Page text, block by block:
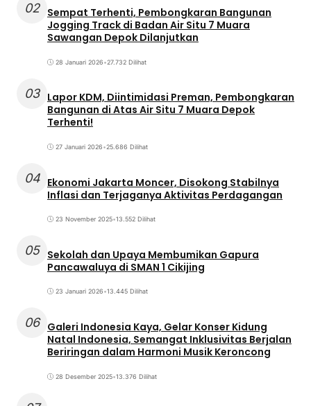
02 Sempat Terhenti, Pembongkaran Bangunan
Jogging Track di Badan Air Situ 7 Muara
Sawangan Depok Dilanjutkan
28 Januari 2026•27.732 Dilihat
03 Lapor KDM, Diintimidasi Preman, Pembongkaran
Bangunan di Atas Air Situ 7 Muara Depok
Terhenti!
27 Januari 2026•25.686 Dilihat
04 Ekonomi Jakarta Moncer, Disokong Stabilnya
Inflasi dan Terjaganya Aktivitas Perdagangan
23 November 2025•13.552 Dilihat
05 Sekolah dan Upaya Membumikan Gapura
Pancawaluya di SMAN 1 Cikijing
23 Januari 2026•13.445 Dilihat
06 Galeri Indonesia Kaya, Gelar Konser Kidung
Natal Indonesia, Semangat Inklusivitas Berjalan
Beriringan dalam Harmoni Musik Keroncong
28 Desember 2025•13.376 Dilihat